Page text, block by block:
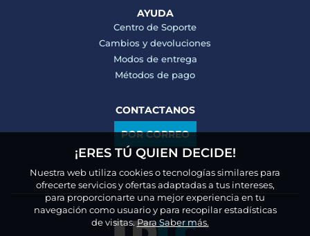
AYUDA
Centro de Soporte
Cambios y devoluciones
Modos de entrega
Métodos de pago
CONTACTANOS
POR CORREO
¡ERES TÚ QUIEN DECIDE!
Nuestra web utiliza cookies o tecnologías similares para
ofrecerte servicios y ofertas adaptadas a tus intereses,
para proporcionarte una mejor experiencia en tu
navegación como usuario y para recopilar estadísticas
de visitas.Para Saber más.